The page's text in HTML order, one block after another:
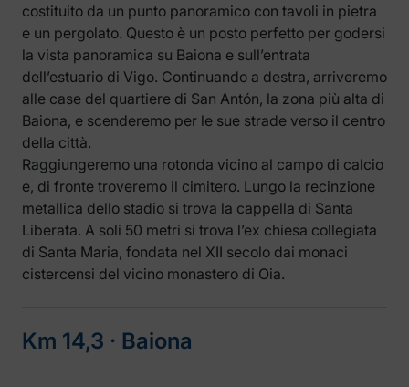
costituito da un punto panoramico con tavoli in pietra
e un pergolato. Questo è un posto perfetto per godersi
la vista panoramica su Baiona e sull’entrata
dell’estuario di Vigo. Continuando a destra, arriveremo
alle case del quartiere di San Antón, la zona più alta di
Baiona, e scenderemo per le sue strade verso il centro
della città.
Raggiungeremo una rotonda vicino al campo di calcio
e, di fronte troveremo il cimitero. Lungo la recinzione
metallica dello stadio si trova la cappella di Santa
Liberata. A soli 50 metri si trova l’ex chiesa collegiata
di Santa Maria, fondata nel XII secolo dai monaci
cistercensi del vicino monastero di Oia.
Km 14,3 ‧ Baiona